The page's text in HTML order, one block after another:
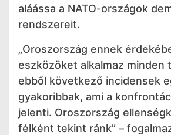
aláássa a NATO-országok
rendszereit.
„Oroszország ennek
eszközöket alkalmaz minden
ebből következő incidensek
gyakoribbak, ami a
jelenti. Oroszország
félként tekint ránk” –